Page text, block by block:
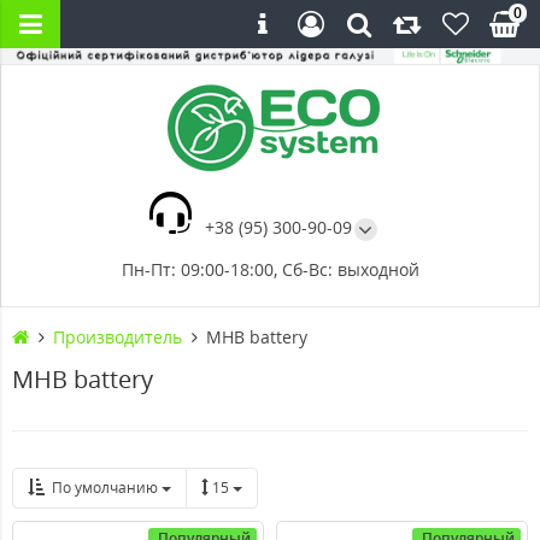
+38 (95) 300-90-09
Пн-Пт: 09:00-18:00, Сб-Вс: выходной
0
Производитель MHB battery
MHB battery
По умолчанию 15